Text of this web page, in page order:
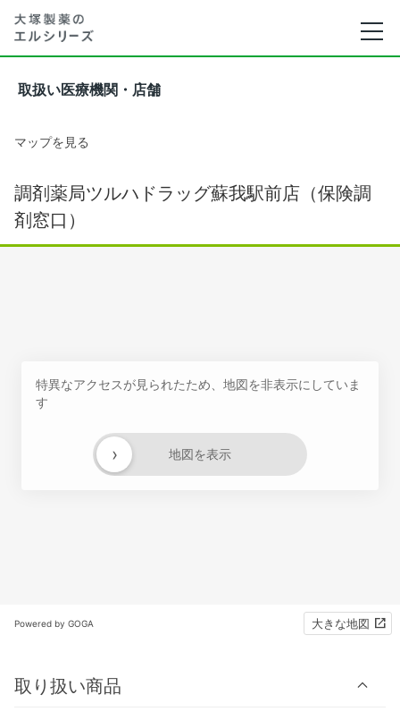
取扱い医療機関・店舗
マップを見る
調剤薬局ツルハドラッグ蘇我駅前店（保険調
剤窓口）
特異なアクセスが見られたため、地図を非表示にしていま
す
地図を表示
›
Powered by GOGA 大きな地図
取り扱い商品